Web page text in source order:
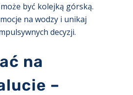
być kolejką górską.
na wodzy i unikaj
decyzji.
na
–